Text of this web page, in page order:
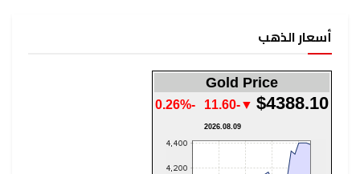
أسعار الذهب
Gold Price
$4388.10
▼-11.60
-0.26%
2026.08.09